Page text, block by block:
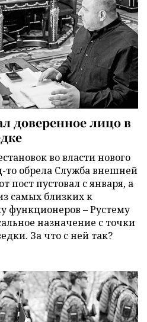
доверенное лицо в
во власти нового
то обрела Служба внешней
пост пустовал с января, а
самых близких к
функционеров – Рустему
назначение с точки
За что с ней так?